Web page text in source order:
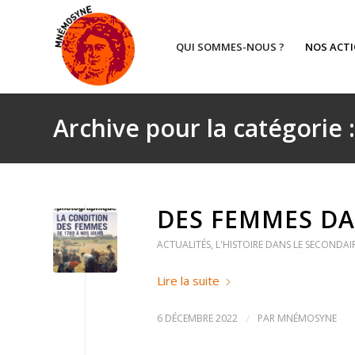
QUI SOMMES-NOUS ? NOS
Archive pour la catégorie
DES FEMMES
ACTUALITÉS, L'HISTOIRE DANS LE
Lire la suite
6 DÉCEMBRE 2022 / PAR MNÉMOSYNE